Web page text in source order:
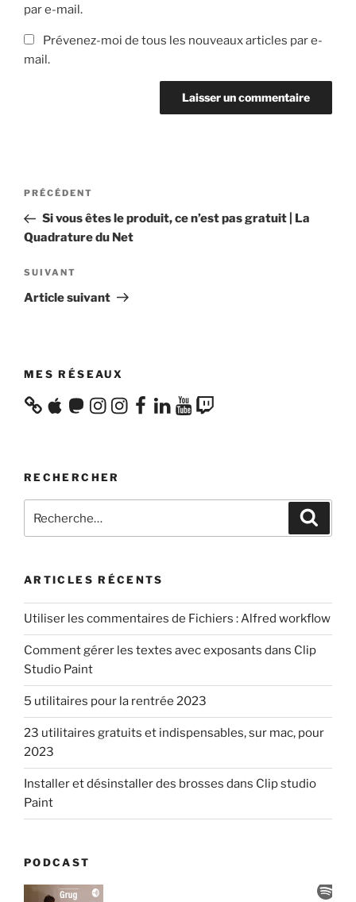
par e-mail.
Prévenez-moi de tous les nouveaux articles par e-
mail.
Navigation
l’article
Article
précédent
PRÉCÉDENT
Si vous êtes le produit, ce n’est pas gratuit | La
Quadrature du Net
Article
suivant
SUIVANT
Article suivant
MES RÉSEAUX
AppleMastodon
Instagram
Instagram
Facebook
LinkedIn
YouTube
Twitch
RECHERCHER
pour
ARTICLES RÉCENTS
Utiliser les commentaires de Fichiers : Alfred workflow
Comment gérer les textes avec exposants dans Clip
Studio Paint
5 utilitaires pour la rentrée 2023
23 utilitaires gratuits et indispensables, sur mac, pour
2023
Installer et désinstaller des brosses dans Clip studio
Paint
PODCAST